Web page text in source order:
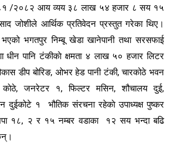
/२०८२ आय व्यय ३८ लाख ५४ हजार ८ सय १५
जोशीले आर्थिक प्रतिवेदन प्रस्तुत गरेका थिए।
भगतपुर निम्बू खेडा खानेपानी तथा सरसफाई
धीन पानि टंकीकाे क्षमता ४ लाख ५० हजार लिटर
डीप बोरिङ, ओभर हेड पानी टंकी, चारकोठे भवन
काेठे, जनरेटर १, फिल्टर मसिन, शौचालय दुई,
दुईकोटे १ भौतिक संरचना रहेकाे उपाध्यक्ष पुष्कर
१८, २ र १५ नम्बर वडाका १२ सय भन्दा बढि